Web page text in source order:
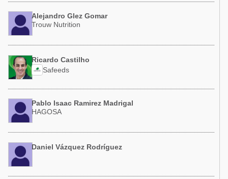
Alejandro Glez Gomar
Trouw Nutrition
Ricardo Castilho
Safeeds
Pablo Isaac Ramirez Madrigal
HAGOSA
Daniel Vázquez Rodríguez